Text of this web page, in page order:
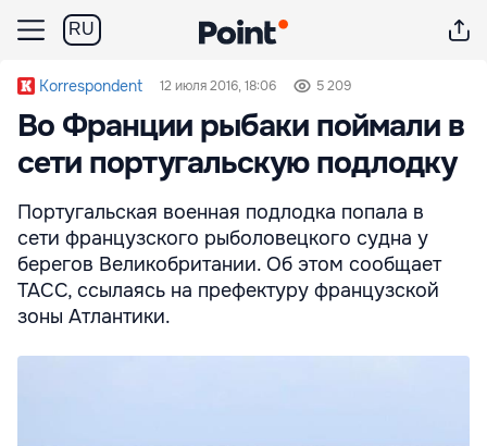
RU
Korrespondent 12 июля 2016, 18:06 5 209
Во Франции рыбаки поймали в
сети португальскую подлодку
Португальская военная подлодка попала в
сети французского рыболовецкого судна у
берегов Великобритании. Об этом сообщает
ТАСС, ссылаясь на префектуру французской
зоны Атлантики.